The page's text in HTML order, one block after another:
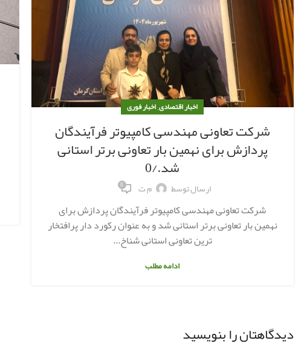
اخبار اقتصادی,اخبار فوری
شرکت تعاونی مهندسی کامپیوتر فرآیندگان
پردازش برای نهمین بار تعاونی برتر استانی
شد./0
ارسال توسط م ت 0
شرکت تعاونی مهندسی کامپیوتر فرآیندگان پردازش برای
نهمین بار تعاونی برتر استانی شد و به عنوان رکورد دار پرافتخار
ترین تعاونی استانی شناخ...
ادامه مطلب
دیدگاهتان را بنویسید